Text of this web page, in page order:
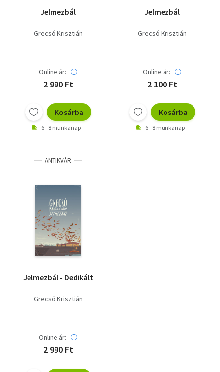
Jelmezbál
Grecsó Krisztián
Online ár:
2 990 Ft
Kosárba
6 - 8 munkanap
Jelmezbál
Grecsó Krisztián
Online ár:
2 100 Ft
Kosárba
6 - 8 munkanap
ANTIKVÁR
Jelmezbál - Dedikált
Grecsó Krisztián
Online ár:
2 990 Ft